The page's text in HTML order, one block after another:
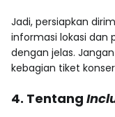
Jadi, persiapkan
informasi lokasi dan
dengan jelas.
kebagian tiket
4. Tentang